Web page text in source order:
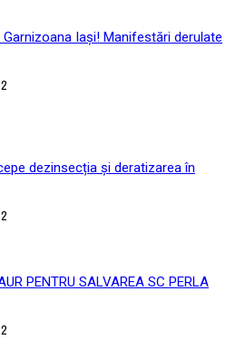
Iași! Manifestări derulate
dezinsecția și deratizarea în
PENTRU SALVAREA SC PERLA